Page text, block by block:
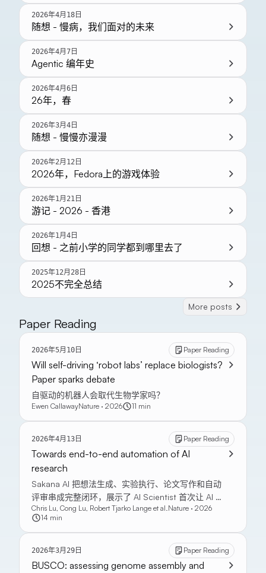
2026年4月18日
随想 - 慢病，我们面对的未来
2026年4月7日
Agentic 编年史
2026年4月6日
26年，春
2026年3月4日
随想 - 慢慢亦漫漫
2026年2月12日
2026年，Fedora上的游戏体验
2026年1月21日
游记 - 2026 - 香港
2026年1月4日
回想 - 之前小学的同学都到哪里去了
2025年12月28日
2025不完全总结
More posts
Paper Reading
2026年5月10日 Paper Reading
Will self-driving ‘robot labs’ replace biologists?
Paper sparks debate
自驱动的机器人会取代生物学家吗？
Ewen CallawayNature · 2026 11 min
2026年4月13日 Paper Reading
Towards end-to-end automation of AI
research
Sakana AI 把想法生成、实验执行、论文写作和自动
评审串成完整闭环，展示了 AI Scientist 首次让 AI 生
成论文通过标准同行评审初轮。
Chris Lu, Cong Lu, Robert Tjarko Lange et al.Nature · 2026
14 min
2026年3月29日 Paper Reading
BUSCO: assessing genome assembly and